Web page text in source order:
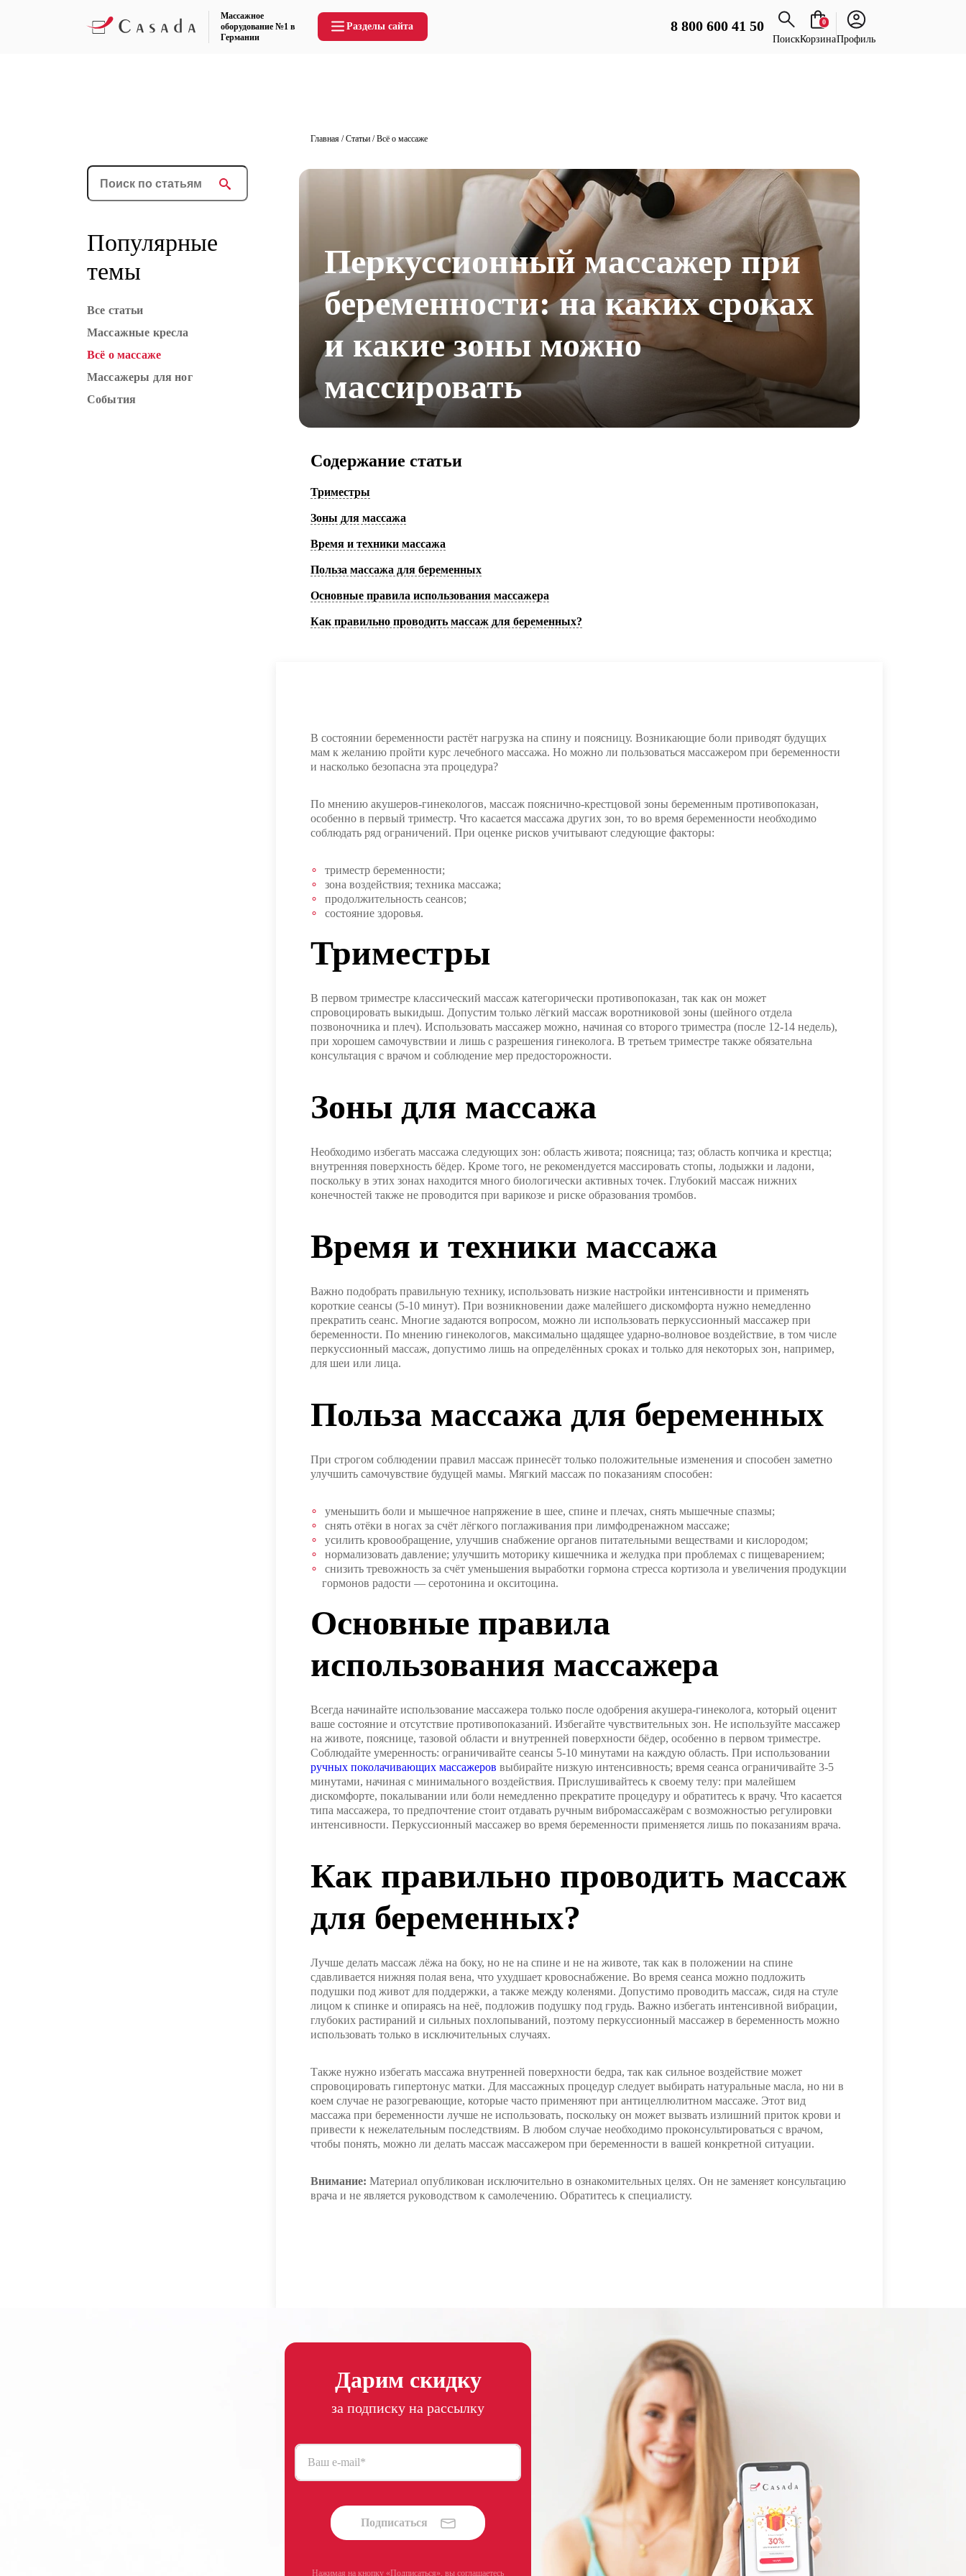
Массажное
оборудование №1 в
Германии
Разделы сайта 8 800 600 41 50
Поиск
0
КорзинаПрофиль
Популярные
темы
Все статьи
Массажные кресла
Всё о массаже
Массажеры для ног
События
Главная /Статьи /Всё о массаже
Перкуссионный массажер при
беременности: на каких сроках
и какие зоны можно
массировать
Содержание статьи
Триместры
Зоны для массажа
Время и техники массажа
Польза массажа для беременных
Основные правила использования массажера
Как правильно проводить массаж для беременных?
В состоянии беременности растёт нагрузка на спину и поясницу. Возникающие боли приводят будущих
мам к желанию пройти курс лечебного массажа. Но можно ли пользоваться массажером при беременности
и насколько безопасна эта процедура?
По мнению акушеров-гинекологов, массаж пояснично-крестцовой зоны беременным противопоказан,
особенно в первый триместр. Что касается массажа других зон, то во время беременности необходимо
соблюдать ряд ограничений. При оценке рисков учитывают следующие факторы:
триместр беременности;
зона воздействия; техника массажа;
продолжительность сеансов;
состояние здоровья.
Триместры
В первом триместре классический массаж категорически противопоказан, так как он может
спровоцировать выкидыш. Допустим только лёгкий массаж воротниковой зоны (шейного отдела
позвоночника и плеч). Использовать массажер можно, начиная со второго триместра (после 12-14 недель),
при хорошем самочувствии и лишь с разрешения гинеколога. В третьем триместре также обязательна
консультация с врачом и соблюдение мер предосторожности.
Зоны для массажа
Необходимо избегать массажа следующих зон: область живота; поясница; таз; область копчика и крестца;
внутренняя поверхность бёдер. Кроме того, не рекомендуется массировать стопы, лодыжки и ладони,
поскольку в этих зонах находится много биологически активных точек. Глубокий массаж нижних
конечностей также не проводится при варикозе и риске образования тромбов.
Время и техники массажа
Важно подобрать правильную технику, использовать низкие настройки интенсивности и применять
короткие сеансы (5-10 минут). При возникновении даже малейшего дискомфорта нужно немедленно
прекратить сеанс. Многие задаются вопросом, можно ли использовать перкуссионный массажер при
беременности. По мнению гинекологов, максимально щадящее ударно-волновое воздействие, в том числе
перкуссионный массаж, допустимо лишь на определённых сроках и только для некоторых зон, например,
для шеи или лица.
Польза массажа для беременных
При строгом соблюдении правил массаж принесёт только положительные изменения и способен заметно
улучшить самочувствие будущей мамы. Мягкий массаж по показаниям способен:
уменьшить боли и мышечное напряжение в шее, спине и плечах, снять мышечные спазмы;
снять отёки в ногах за счёт лёгкого поглаживания при лимфодренажном массаже;
усилить кровообращение, улучшив снабжение органов питательными веществами и кислородом;
нормализовать давление; улучшить моторику кишечника и желудка при проблемах с пищеварением;
снизить тревожность за счёт уменьшения выработки гормона стресса кортизола и увеличения продукции
гормонов радости — серотонина и окситоцина.
Основные правила
использования массажера
Всегда начинайте использование массажера только после одобрения акушера-гинеколога, который оценит
ваше состояние и отсутствие противопоказаний. Избегайте чувствительных зон. Не используйте массажер
на животе, пояснице, тазовой области и внутренней поверхности бёдер, особенно в первом триместре.
Соблюдайте умеренность: ограничивайте сеансы 5-10 минутами на каждую область. При использовании
ручных поколачивающих массажеров выбирайте низкую интенсивность; время сеанса ограничивайте 3-5
минутами, начиная с минимального воздействия. Прислушивайтесь к своему телу: при малейшем
дискомфорте, покалывании или боли немедленно прекратите процедуру и обратитесь к врачу. Что касается
типа массажера, то предпочтение стоит отдавать ручным вибромассажёрам с возможностью регулировки
интенсивности. Перкуссионный массажер во время беременности применяется лишь по показаниям врача.
Как правильно проводить массаж
для беременных?
Лучше делать массаж лёжа на боку, но не на спине и не на животе, так как в положении на спине
сдавливается нижняя полая вена, что ухудшает кровоснабжение. Во время сеанса можно подложить
подушки под живот для поддержки, а также между коленями. Допустимо проводить массаж, сидя на стуле
лицом к спинке и опираясь на неё, подложив подушку под грудь. Важно избегать интенсивной вибрации,
глубоких растираний и сильных похлопываний, поэтому перкуссионный массажер в беременность можно
использовать только в исключительных случаях.
Также нужно избегать массажа внутренней поверхности бедра, так как сильное воздействие может
спровоцировать гипертонус матки. Для массажных процедур следует выбирать натуральные масла, но ни в
коем случае не разогревающие, которые часто применяют при антицеллюлитном массаже. Этот вид
массажа при беременности лучше не использовать, поскольку он может вызвать излишний приток крови и
привести к нежелательным последствиям. В любом случае необходимо проконсультироваться с врачом,
чтобы понять, можно ли делать массаж массажером при беременности в вашей конкретной ситуации.
Внимание: Материал опубликован исключительно в ознакомительных целях. Он не заменяет консультацию
врача и не является руководством к самолечению. Обратитесь к специалисту.
Дарим скидку
за подписку на рассылку
Ваш e-mail*
Подписаться
Нажимая на кнопку «Подписаться», вы соглашаетесь